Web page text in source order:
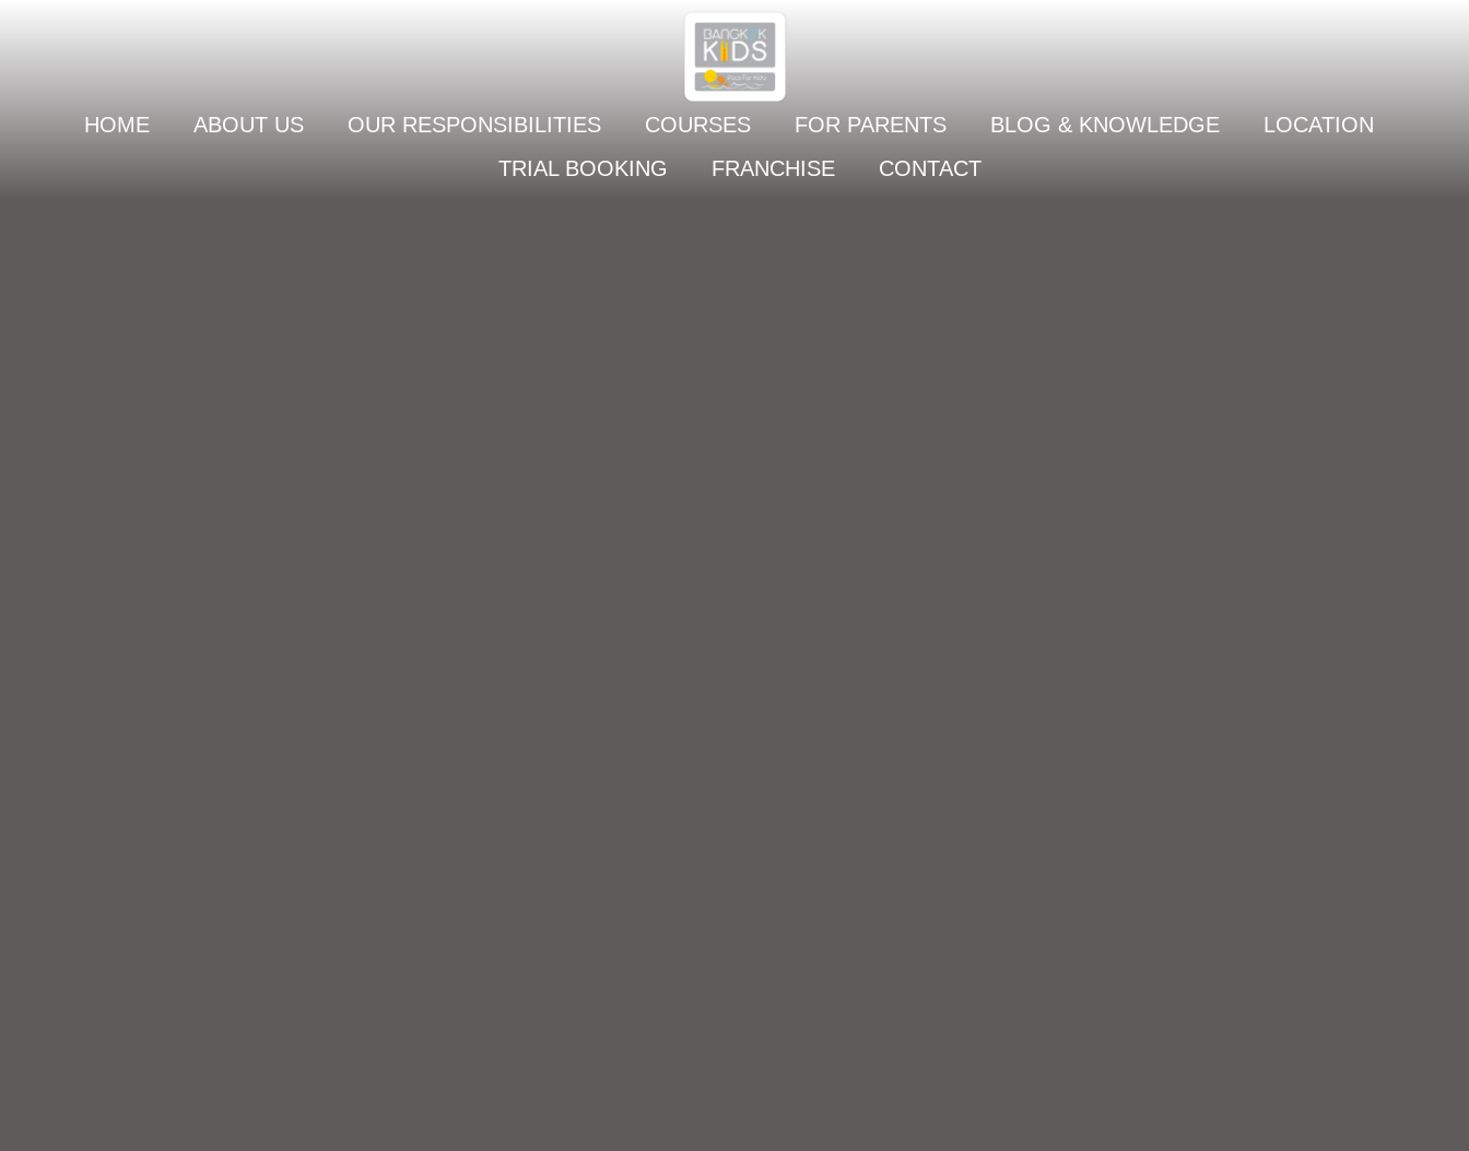
HOME ABOUT US OUR RESPONSIBILITIES COURSES FOR PARENTS BLOG & KNOWLEDGE
LOCATION
TRIAL BOOKING
FRANCHISE CONTACT